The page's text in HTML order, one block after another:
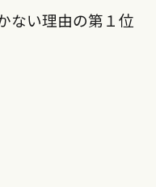
ない理由の第１位